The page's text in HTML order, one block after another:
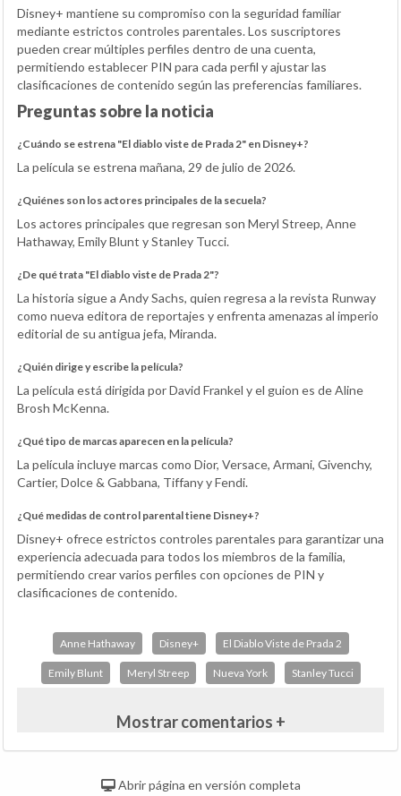
Disney+ mantiene su compromiso con la seguridad familiar
mediante estrictos controles parentales. Los suscriptores
pueden crear múltiples perfiles dentro de una cuenta,
permitiendo establecer PIN para cada perfil y ajustar las
clasificaciones de contenido según las preferencias familiares.
Preguntas sobre la noticia
¿Cuándo se estrena "El diablo viste de Prada 2" en Disney+?
La película se estrena mañana, 29 de julio de 2026.
¿Quiénes son los actores principales de la secuela?
Los actores principales que regresan son Meryl Streep, Anne
Hathaway, Emily Blunt y Stanley Tucci.
¿De qué trata "El diablo viste de Prada 2"?
La historia sigue a Andy Sachs, quien regresa a la revista Runway
como nueva editora de reportajes y enfrenta amenazas al imperio
editorial de su antigua jefa, Miranda.
¿Quién dirige y escribe la película?
La película está dirigida por David Frankel y el guion es de Aline
Brosh McKenna.
¿Qué tipo de marcas aparecen en la película?
La película incluye marcas como Dior, Versace, Armani, Givenchy,
Cartier, Dolce & Gabbana, Tiffany y Fendi.
¿Qué medidas de control parental tiene Disney+?
Disney+ ofrece estrictos controles parentales para garantizar una
experiencia adecuada para todos los miembros de la familia,
permitiendo crear varios perfiles con opciones de PIN y
clasificaciones de contenido.
Anne Hathaway Disney+ El Diablo Viste de Prada 2
Emily Blunt Meryl Streep Nueva York Stanley Tucci
Mostrar comentarios +
Abrir página en versión completa